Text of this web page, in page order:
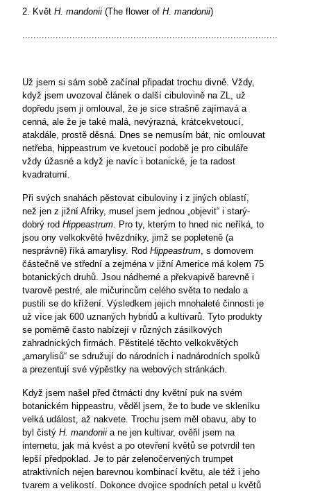
2. Květ H. mandonii (The flower of H. mandonii)
............................................................................................
Už jsem si sám sobě začínal připadat trochu divně. Vždy,
když jsem uvozoval článek o další cibulovině na ZL, už
dopředu jsem ji omlouval, že je sice strašně zajímavá a
cenná, ale že je také malá, nevýrazná, krátcekvetoucí,
atakdále, prostě děsná. Dnes se nemusím bát, nic omlouvat
netřeba, hippeastrum ve kvetoucí podobě je pro cibuláře
vždy úžasné a když je navíc i botanické, je ta radost
kvadraturní.
Při svých snahách pěstovat cibuloviny i z jiných oblastí,
než jen z jižní Afriky, musel jsem jednou „objevit“ i starý-
dobrý rod Hippeastrum. Pro ty, kterým to hned nic neříká, to
jsou ony velkokvěté hvězdníky, jimž se popleteně (a
nesprávně) říká amarylisy. Rod Hippeastrum, s domovem
částečně ve střední a zejména v jižní Americe má kolem 75
botanických druhů. Jsou nádherné a překvapivě barevně i
tvarově pestré, ale mičurincům celého světa to nedalo a
pustili se do křížení. Výsledkem jejich mnohaleté činnosti je
už více jak 600 uznaných hybridů a kultivarů. Tyto produkty
se poměrně často nabízejí v různých zásilkových
zahradnických firmách. Pěstitelé těchto velkokvětých
„amarylisů“ se sdružují do národních i nadnárodních spolků
a prezentují své výpěstky na webových stránkách.
Když jsem našel před čtrnácti dny květní puk na svém
botanickém hippeastru, věděl jsem, že to bude ve skleníku
velká událost, až nakvete. Trochu jsem měl obavu, aby to
byl čistý H. mandonii a ne jen kultivar, ověřil jsem na
internetu, jak má kvést a po otevření květů se potvrdil ten
lepší předpoklad. Je to pár zelenočervených trumpet
atraktivních nejen barevnou kombinací květu, ale též i jeho
tvarem a velikostí. Dokonce dvojice spodních petal u květů